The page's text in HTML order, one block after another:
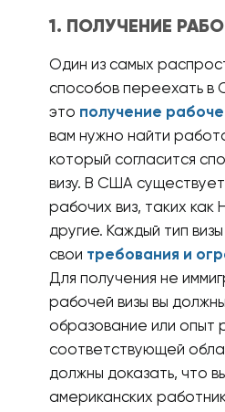
1. ПОЛУЧЕНИЕ
Один из самых
способов переехать в
это получение
вам нужно найти
который согласится
визу. В США
рабочих виз, таких как
другие. Каждый тип
свои требования и
Для получения не
рабочей визы вы
образование или опыт
соответствующей
должны доказать, что
американских